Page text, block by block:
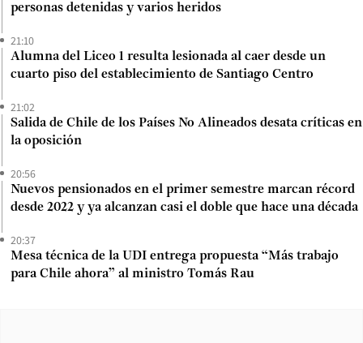
personas detenidas y varios heridos
21:10
Alumna del Liceo 1 resulta lesionada al caer desde un
cuarto piso del establecimiento de Santiago Centro
21:02
Salida de Chile de los Países No Alineados desata críticas en
la oposición
20:56
Nuevos pensionados en el primer semestre marcan récord
desde 2022 y ya alcanzan casi el doble que hace una década
20:37
Mesa técnica de la UDI entrega propuesta “Más trabajo
para Chile ahora” al ministro Tomás Rau